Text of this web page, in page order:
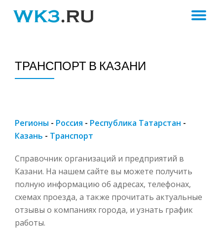
ТРАНСПОРТ В КАЗАНИ
Регионы - Россия - Республика Татарстан -
Казань - Транспорт
Справочник организаций и предприятий в
Казани. На нашем сайте вы можете получить
полную информацию об адресах, телефонах,
схемах проезда, а также прочитать актуальные
отзывы о компаниях города, и узнать график
работы.